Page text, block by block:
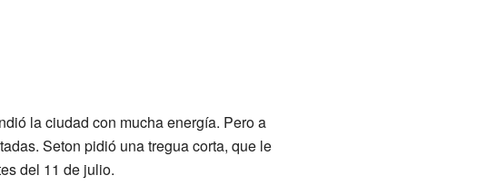
la ciudad con mucha energía. Pero a
Seton pidió una tregua corta, que le
del 11 de julio.